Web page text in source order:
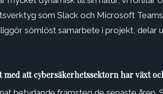
som Slack och Microsoft
sömlöst samarbete i projekt, delar
att cybersäkerhetssektorn har växt